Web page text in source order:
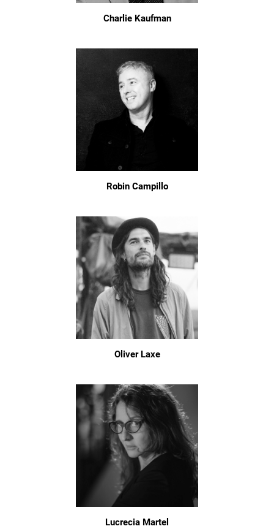
Charlie Kaufman
Robin Campillo
Oliver Laxe
Lucrecia Martel